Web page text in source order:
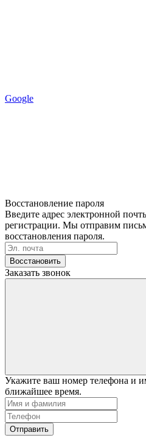
Google
Восстановление пароля
Введите адрес электронной
регистрации. Мы отправим
восстановления пароля.
Восстановить
Заказать звонок
Укажите ваш номер телефона и
ближайшее время.
Отправить